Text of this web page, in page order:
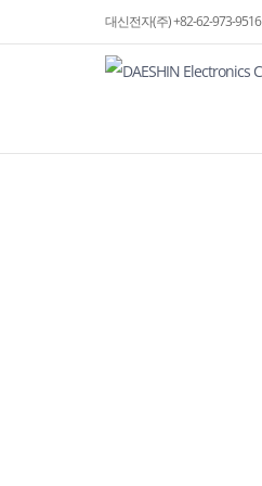
to
대신전자(주) +82-62-973-9516